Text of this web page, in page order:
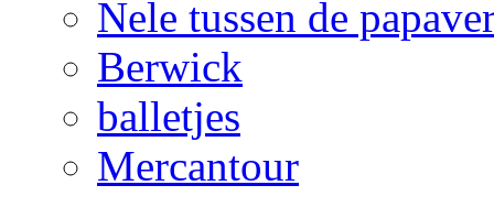
Nele tussen de
Berwick
balletjes
Mercantour